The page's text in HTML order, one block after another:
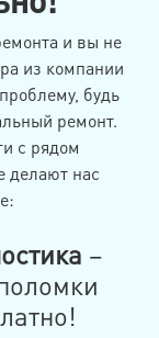
и вы не
из компании
будь
ремонт.
с рядом
делают нас
–